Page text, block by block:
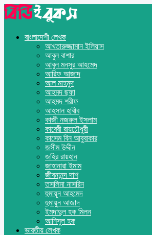
বাংলাদেশী লেখক
আখতারুজ্জামান ইলিয়াস
আবুল বাশার
আবুল মনসুর আহমেদ
আরিফ আজাদ
আল মাহমুদ
আহমদ ছফা
আহমদ শরীফ
আহসান হাবীব
কাজী নজরুল ইসলাম
কাবেরী রায়চৌধুরী
কাসেম বিন আবুবাকার
জসীম উদ্দীন
জহির রায়হান
জাহানারা ইমাম
জীবনানন্দ দাশ
তসলিমা নাসরিন
হুমায়ূন আহমেদ
হুমায়ুন আজাদ
ইমদাদুল হক মিলন
আনিসুল হক
ভারতীয় লেখক